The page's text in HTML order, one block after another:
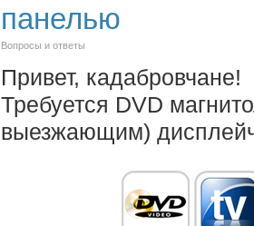
панелью
Вопросы и ответы
Привет, кадабровчане!
Требуется DVD
выезжающим)